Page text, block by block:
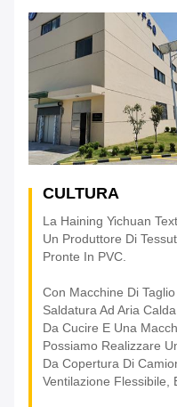
CULTURA
La Haining Yichuan
Un Produttore Di
Pronte In PVC.
Con Macchine Di
Saldatura Ad Aria
Da Cucire E Una
Possiamo Realizzare
Da Copertura Di
Ventilazione Flessibile,